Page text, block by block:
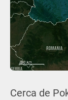
Cerca de